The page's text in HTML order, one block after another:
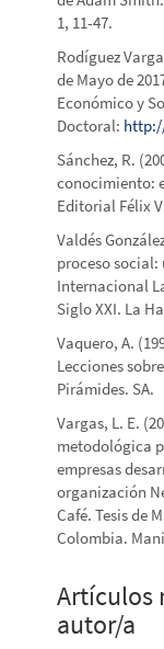
1, 11-47.
Rodíguez
de Mayo de
Económico y
Doctoral:
Sánchez, R.
conocimiento:
Editorial Félix
Valdés
proceso social:
Internacional
Siglo XXI. La
Vaquero, A.
Lecciones
Pirámides. SA.
Vargas, L. E.
metodológica
empresas
organización
Café. Tesis de
Colombia.
Artículos
autor/a